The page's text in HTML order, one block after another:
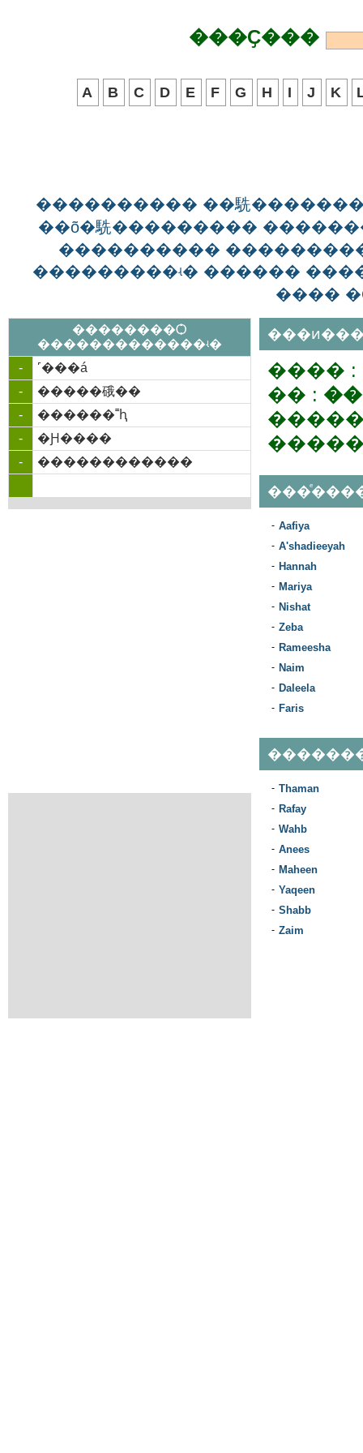
���Ҫ���
A B C D E F G H I J K
���������� ��駪
��õ�駪���������
����������
���������ʵ� ������
����
��������Ѻ
�������������ʵ�
-
˹���á
-
�����硪��
-
������˭ԧ
-
�Ԩ����
-
������������
���� :
�� :
- Aafiya
- A'shadieeyah
- Hannah
- Mariya
- Nishat
- Zeba
- Rameesha
- Naim
- Daleela
- Faris
- Thaman
- Rafay
- Wahb
- Anees
- Maheen
- Yaqeen
- Shabb
- Zaim